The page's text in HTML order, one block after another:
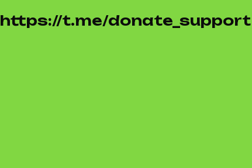
https://t.me/donate_support